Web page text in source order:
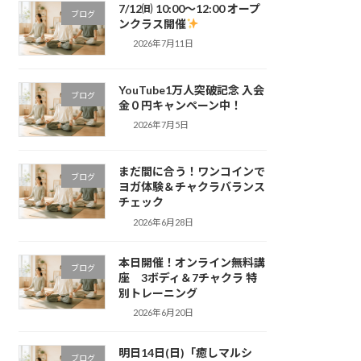
ブログ
7/12㈰ 10:00～12:00 オープ
ンクラス開催
2026年7月11日
ブログ
YouTube1万人突破記念 入会
金０円キャンペーン中！
2026年7月5日
ブログ
まだ間に合う！ワンコインで
ヨガ体験＆チャクラバランス
チェック
2026年6月28日
ブログ
本日開催！オンライン無料講
座 3ボディ＆7チャクラ 特
別トレーニング
2026年6月20日
ブログ 明日14日(日)「癒しマルシ